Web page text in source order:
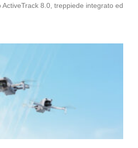
ActiveTrack 8.0, treppiede integrato ed